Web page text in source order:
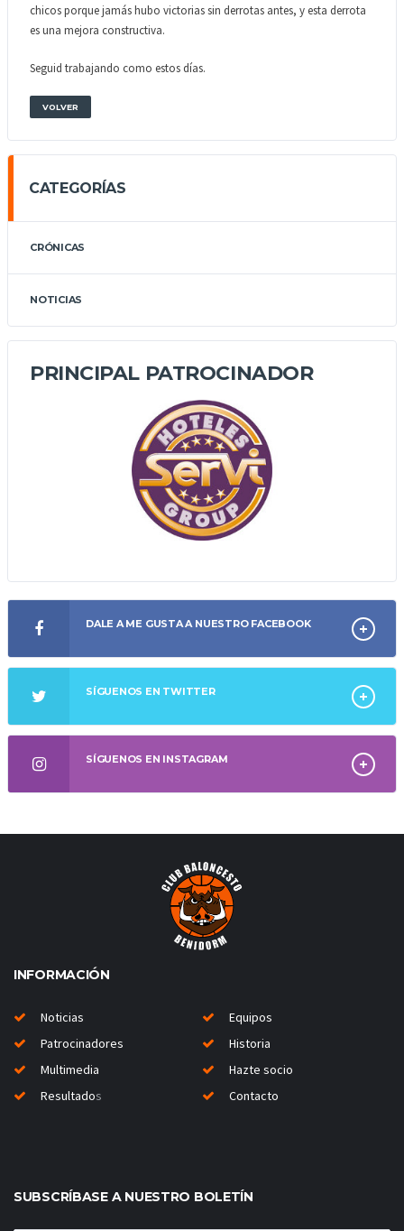
chicos porque jamás hubo victorias sin derrotas antes, y esta derrota
es una mejora constructiva.
Seguid trabajando como estos días.
VOLVER
CATEGORÍAS
CRÓNICAS
NOTICIAS
PRINCIPAL PATROCINADOR
DALE A ME GUSTA A NUESTRO FACEBOOK
SÍGUENOS EN TWITTER
SÍGUENOS EN INSTAGRAM
INFORMACIÓN
Noticias
Equipos
Patrocinadores
Historia
Multimedia
Hazte socio
Resultados Contacto
SUBSCRÍBASE A NUESTRO BOLETÍN